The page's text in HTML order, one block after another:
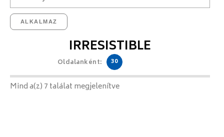
ALKALMAZ
IRRESISTIBLE
Oldalanként: 30
Mind a(z) 7 találat megjelenítve